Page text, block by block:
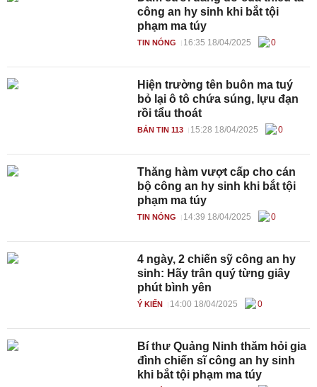
công an hy sinh khi bắt tội
phạm ma túy
TIN NÓNG 16:35 18/04/2025 0
Hiện trường tên buôn ma tuý
bỏ lại ô tô chứa súng, lựu đạn
rồi tẩu thoát
BẢN TIN 113 15:28 18/04/2025 0
Thăng hàm vượt cấp cho cán
bộ công an hy sinh khi bắt tội
phạm ma túy
TIN NÓNG 14:39 18/04/2025 0
4 ngày, 2 chiến sỹ công an hy
sinh: Hãy trân quý từng giây
phút bình yên
Ý KIẾN 14:00 18/04/2025 0
Bí thư Quảng Ninh thăm hỏi gia
đình chiến sĩ công an hy sinh
khi bắt tội phạm ma túy